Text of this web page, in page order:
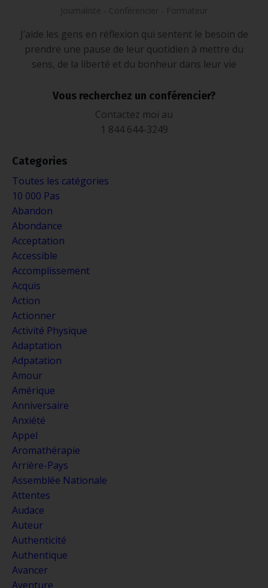
Journaliste - Conférencier - Formateur
J’aide les gens en réflexion qui sentent le besoin de
prendre une pause de leur quotidien à mettre du
sens, de la liberté et du bonheur dans leur vie
Vous recherchez un conférencier?
Contactez moi au
1 844 644-3249
Categories
Toutes les catégories
10 000 Pas
Abandon
Abondance
Acceptation
Accessible
Accomplissement
Acquis
Action
Actionner
Activité Physique
Adaptation
Adpatation
Amour
Amérique
Anniversaire
Anxiété
Appel
Aromathérapie
Arrière-Pays
Assemblée Nationale
Attentes
Audace
Auteur
Authenticité
Authentique
Avancer
Aventure